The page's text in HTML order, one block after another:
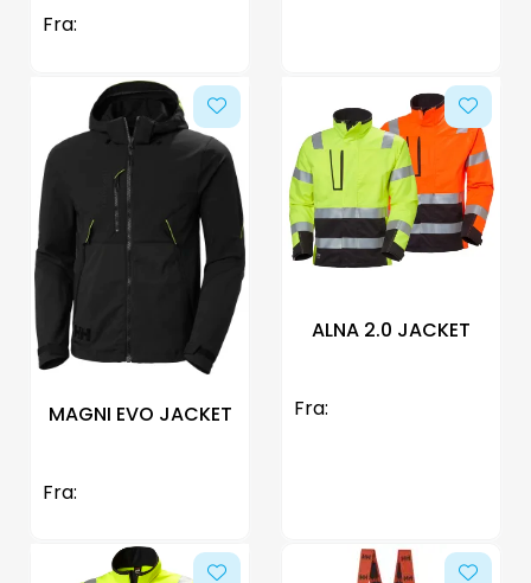
Fra:
MAGNI EVO JACKET
Fra:
ALNA 2.0 JACKET
Fra: